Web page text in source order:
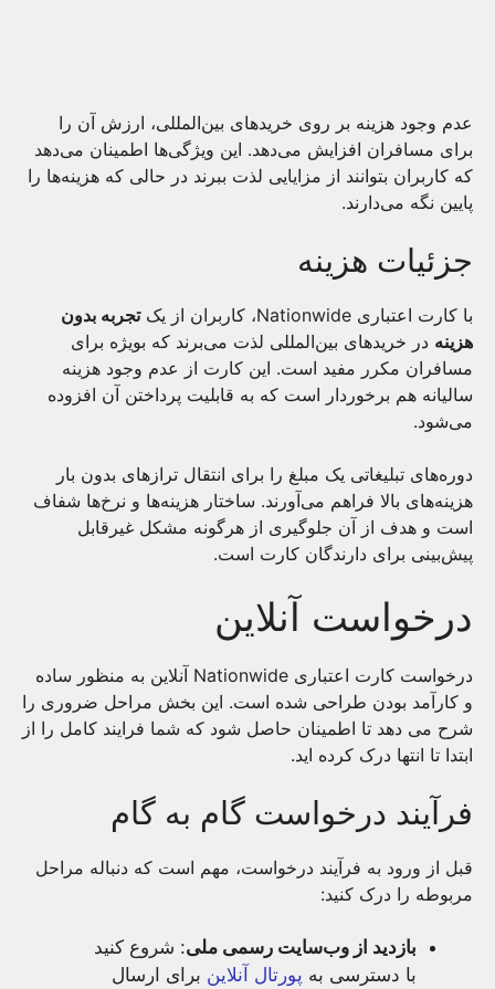
عدم وجود هزینه بر روی خریدهای بین‌المللی، ارزش آن را
برای مسافران افزایش می‌دهد. این ویژگی‌ها اطمینان می‌دهد
که کاربران بتوانند از مزایایی لذت ببرند در حالی که هزینه‌ها را
پایین نگه می‌دارند.
جزئیات هزینه
با کارت اعتباری Nationwide، کاربران از یک
تجربه بدون
هزینه در خریدهای بین‌المللی لذت می‌برند که بویژه برای
مسافران مکرر مفید است. این کارت از عدم وجود هزینه
سالیانه هم برخوردار است که به قابلیت پرداختن آن افزوده
می‌شود.
دوره‌های تبلیغاتی یک مبلغ را برای انتقال ترازهای بدون بار
هزینه‌های بالا فراهم می‌آورند. ساختار هزینه‌ها و نرخ‌ها شفاف
است و هدف از آن جلوگیری از هرگونه مشکل غیرقابل
پیش‌بینی برای دارندگان کارت است.
درخواست آنلاین
درخواست کارت اعتباری Nationwide آنلاین به منظور ساده
و کارآمد بودن طراحی شده است. این بخش مراحل ضروری را
شرح می دهد تا اطمینان حاصل شود که شما فرایند کامل را از
ابتدا تا انتها درک کرده اید.
فرآیند درخواست گام به گام
قبل از ورود به فرآیند درخواست، مهم است که دنباله مراحل
مربوطه را درک کنید:
بازدید از وب‌سایت رسمی ملی: شروع کنید
با دسترسی به پورتال آنلاین برای ارسال